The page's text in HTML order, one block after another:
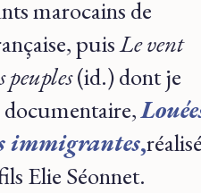
marocains de
puisLe vent
peuples(id.) dont je
immigrantes,
Elie Séonnet.